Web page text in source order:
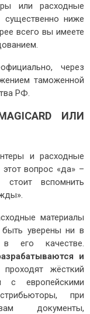
или расходные
ниже
всего вы имеете
через
таможенной
РФ.
ИЛИ
и расходные
вопрос «да» –
вспомнить
материалы
уверены ни в
в его качестве.
и
жёсткий
с европейскими
при
документы,